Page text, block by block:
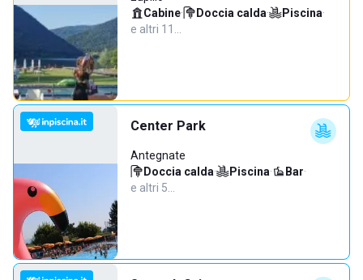
Cabine· Doccia calda· Piscina·
e altri 11…
Center Park
Antegnate
Doccia calda· Piscina· Bar·
e altri 5…